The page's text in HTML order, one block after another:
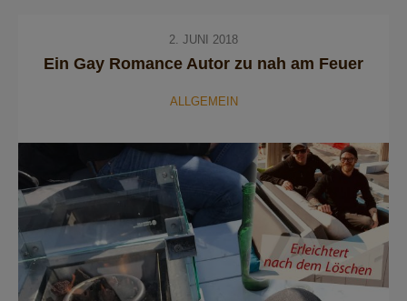
2. JUNI 2018
Ein Gay Romance Autor zu nah am Feuer
ALLGEMEIN